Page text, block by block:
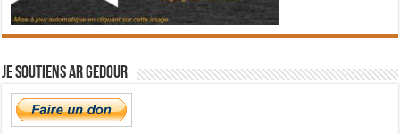
Je soutiens Ar Gedour